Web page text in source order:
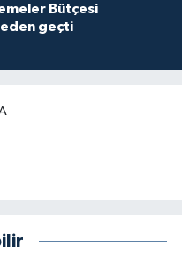
Bütçesi
geçti